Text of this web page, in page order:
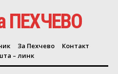
ПЕХЧЕВО
За Пехчево
Контакт
– линк